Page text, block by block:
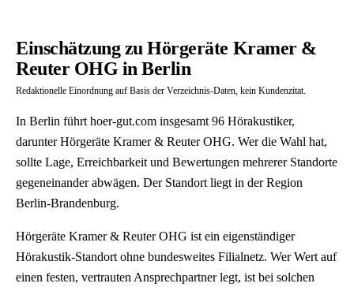
Einschätzung zu Hörgeräte Kramer &
Reuter OHG in Berlin
Redaktionelle Einordnung auf Basis der Verzeichnis-Daten, kein Kundenzitat.
In Berlin führt hoer-gut.com insgesamt 96 Hörakustiker,
darunter Hörgeräte Kramer & Reuter OHG. Wer die Wahl hat,
sollte Lage, Erreichbarkeit und Bewertungen mehrerer Standorte
gegeneinander abwägen. Der Standort liegt in der Region
Berlin-Brandenburg.
Hörgeräte Kramer & Reuter OHG ist ein eigenständiger
Hörakustik-Standort ohne bundesweites Filialnetz. Wer Wert auf
einen festen, vertrauten Ansprechpartner legt, ist bei solchen